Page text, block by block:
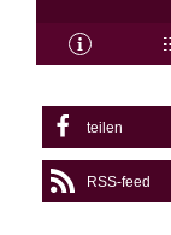
teilen
RSS-feed